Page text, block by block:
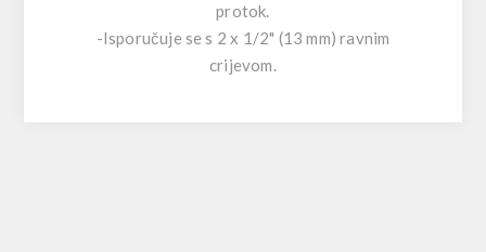
protok.
-Isporučuje se s 2 x 1/2" (13 mm) ravnim
crijevom.